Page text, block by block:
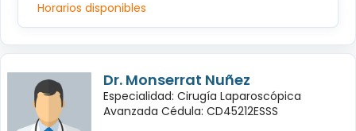
Horarios disponibles
Dr. Monserrat Nuñez
Especialidad: Cirugía Laparoscópica
Avanzada Cédula: CD45212ESSS